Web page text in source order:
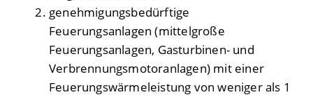
genehmigungsbedürftige
Feuerungsanlagen (mittelgroße
Feuerungsanlagen, Gasturbinen- und
Verbrennungsmotoranlagen) mit einer
Feuerungswärmeleistung von weniger als 1